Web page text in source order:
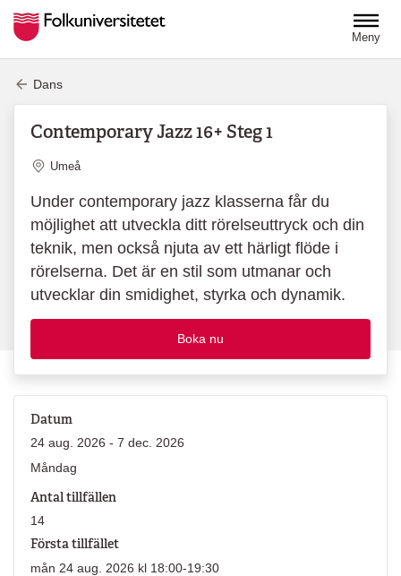
Meny
Dans
Contemporary Jazz 16+ Steg 1
Plats
Umeå
Under contemporary jazz klasserna får du
möjlighet att utveckla ditt rörelseuttryck och din
teknik, men också njuta av ett härligt flöde i
rörelserna. Det är en stil som utmanar och
utvecklar din smidighet, styrka och dynamik.
Boka nu
Datum
24 aug. 2026 - 7 dec. 2026
Måndag
Antal tillfällen
14
Första tillfället
mån 24 aug. 2026 kl 18:00-19:30